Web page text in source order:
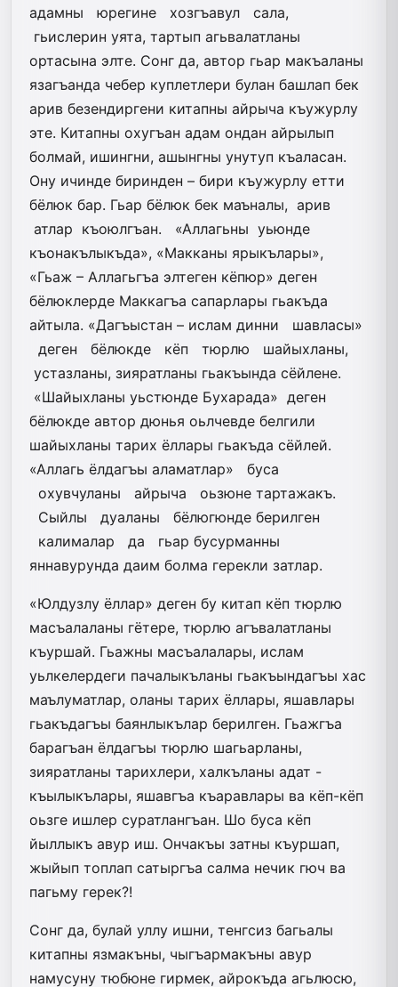
адамны юрегине хозгъавул сала,
гьислерин уята, тартып агьвалатланы
ортасына элте. Сонг да, автор гьар макъаланы
язагъанда чебер куплетлери булан башлап бек
арив безендиргени китапны айрыча къужурлу
эте. Китапны охугъан адам ондан айрылып
болмай, ишингни, ашынгны унутуп къаласан.
Ону ичинде биринден – бири къужурлу етти
бёлюк бар. Гьар бёлюк бек маъналы, арив
атлар къоюлгъан. «Аллагьны уьюнде
къонакълыкъда», «Макканы ярыкълары»,
«Гьаж – Аллагьгъа элтеген кёпюр» деген
бёлюклерде Маккагъа сапарлары гьакъда
айтыла. «Дагъыстан – ислам динни шавласы»
деген бёлюкде кёп тюрлю шайыхланы,
устазланы, зияратланы гьакъында сёйлене.
«Шайыхланы уьстюнде Бухарада» деген
бёлюкде автор дюнья оьлчевде белгили
шайыхланы тарих ёллары гьакъда сёйлей.
«Аллагь ёлдагъы аламатлар» буса
охувчуланы айрыча оьзюне тартажакъ.
Сыйлы дуаланы бёлюгюнде берилген
калималар да гьар бусурманны
яннавурунда даим болма герекли затлар.
«Юлдузлу ёллар» деген бу китап кёп тюрлю
масъалаланы гётере, тюрлю агъвалатланы
къуршай. Гьажны масъалалары, ислам
уьлкелердеги пачалыкъланы гьакъындагъы хас
маълуматлар, оланы тарих ёллары, яшавлары
гьакъдагъы баянлыкълар берилген. Гьажгъа
барагъан ёлдагъы тюрлю шагьарланы,
зияратланы тарихлери, халкъланы адат -
къылыкълары, яшавгъа къаравлары ва кёп-кёп
оьзге ишлер суратлангъан. Шо буса кёп
йыллыкъ авур иш. Ончакъы затны къуршап,
жыйып топлап сатыргъа салма нечик гюч ва
пагьму герек?!
Сонг да, булай уллу ишни, тенгсиз багьалы
китапны язмакъны, чыгъармакъны авур
намусуну тюбюне гирмек, айрокъда агьлюсю,